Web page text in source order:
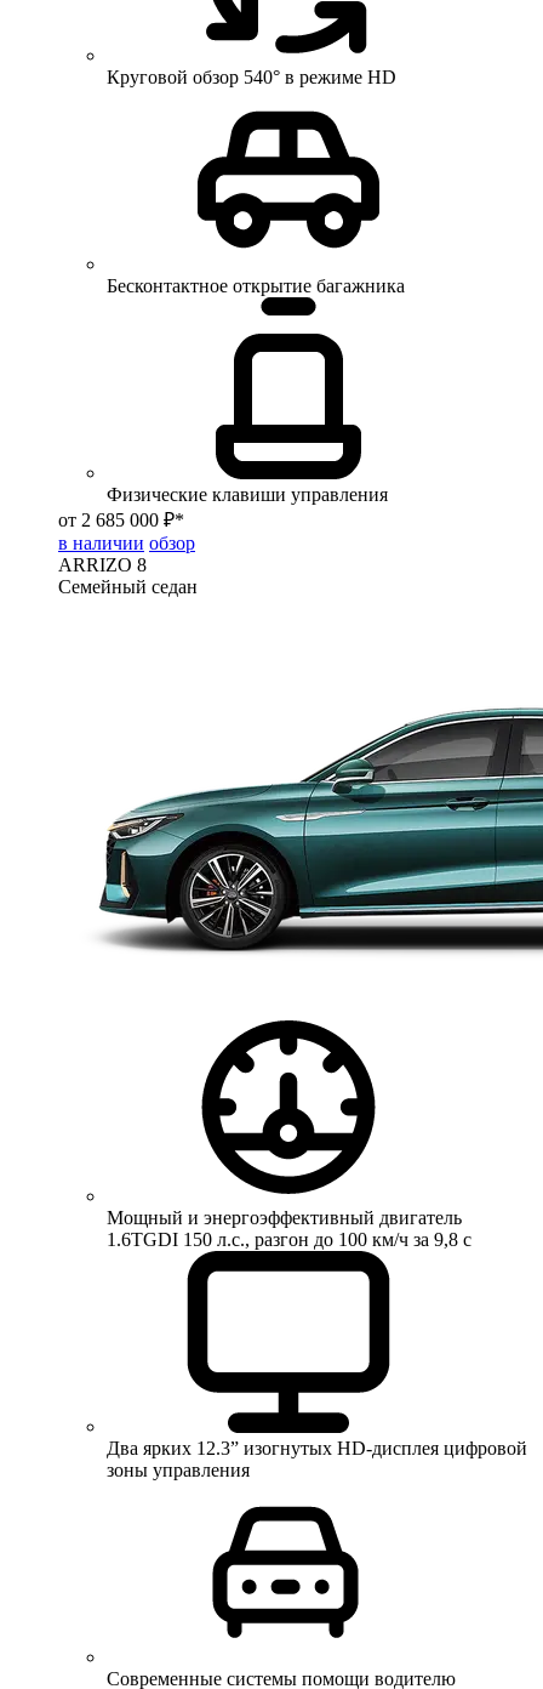
Круговой обзор 540° в режиме HD
Бесконтактное открытие багажника
Физические клавиши управления
от 2 685 000 ₽*
в наличии обзор
ARRIZO 8
Семейный седан
Мощный и энергоэффективный двигатель
1.6TGDI 150 л.с., разгон до 100 км/ч за 9,8 с
Два ярких 12.3” изогнутых HD-дисплея цифровой
зоны управления
Современные системы помощи водителю